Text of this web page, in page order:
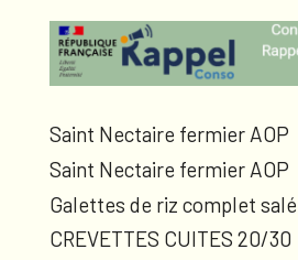
Saint Nectaire fermier AOP
Saint Nectaire fermier AOP
Galettes de riz complet
CREVETTES CUITES 20/30